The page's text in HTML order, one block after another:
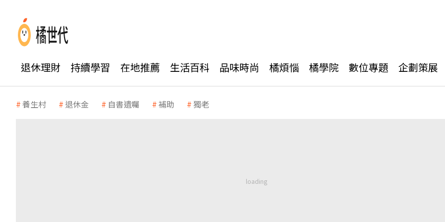
退休理財 持續學習 在地推薦 生活百科 品味時尚 橘煩惱 橘學院 數位專題 企劃策展
養生村 退休金 自書遺囑 補助 獨老